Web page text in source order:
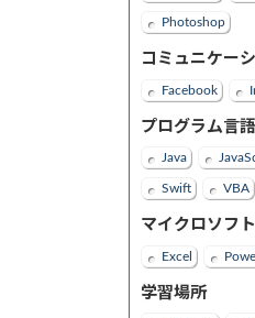
Photoshop
コミュニケー
Facebook
プログラム言語
Java
Swift VBA
マイクロソフ
Excel
学習場所